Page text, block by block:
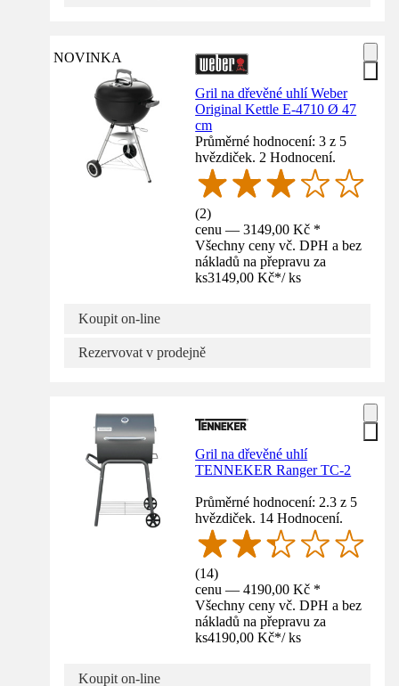
NOVINKA
Gril na dřevěné uhlí Weber
Original Kettle E-4710 Ø 47
cm
Průměrné hodnocení: 3 z 5
hvězdiček. 2 Hodnocení.
(2)
cenu — 3149,00 Kč *
Všechny ceny vč. DPH a bez
nákladů na přepravu za
ks3149,00 Kč*/ ks
Koupit on-line
Rezervovat v prodejně
Gril na dřevěné uhlí
TENNEKER Ranger TC-2
Průměrné hodnocení: 2.3 z 5
hvězdiček. 14 Hodnocení.
(14)
cenu — 4190,00 Kč *
Všechny ceny vč. DPH a bez
nákladů na přepravu za
ks4190,00 Kč*/ ks
Koupit on-line